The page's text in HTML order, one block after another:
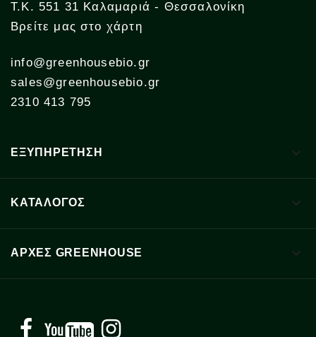
Τ.Κ. 551 31 Καλαμαριά - Θεσσαλονίκη
Βρείτε μας στο χάρτη
info@greenhousebio.gr
sales@greenhousebio.gr
2310 413 795
ΕΞΥΠΗΡΕΤΗΣΗ 
ΚΑΤΑΛΟΓΟΣ 
ΑΡΧΈΣ GREENHOUSE 
Facebook YouTube